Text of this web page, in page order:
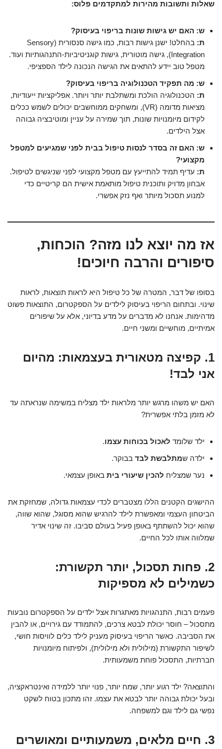
שאלות ותשובות מהירות למתקדמים פלוס:
ש: האם יש גישות שונות בריפוי בעיסוק?
ת:
בהחלט! ישנן גישות רבות, כמו גישה סנסורית (Sensory
Integration), גישה מוטורית, גישות קוגניטיביות-התנהגותיות ועוד.
מטפל טוב יידע להתאים את הגישה הנכונה לילד הספציפי.
ש: מה תפקיד הטכנולוגיה בריפוי בעיסוק?
ת: הטכנולוגיה הולכת ומשתלבת יותר ויותר. אפליקציות ייעודיות,
מציאות מדומה (VR), ומשחקים ממוחשבים יכולים לשמש ככלים
לקידום מיומנויות שונות, תוך שמירה על עניין ומוטיבציה גבוהה
אצל הילדים.
ש: האם זה בסדר לנסות טיפול בבית לפני שמגיעים למטפל
מקצועי?
ת: עדיף תמיד להתייעץ עם מטפל מקצועי לפני שניגשים לטיפול.
אבחון מדויק ותוכנית טיפול מותאמת אישית הם קריטיים כדי
למנוע תסכול מיותר ואף נזק אפשרי.
אז מה יוצא לנו מזה? הוכחות,
סיפורים והרבה חיוכים!
בסופו של דבר, המטרה של כל טיפול היא לראות תוצאות, לראות
שינוי. ובתחום הריפוי בעיסוק לילדים על הספקטרום, התוצאות פשוט
מדהימות. אנחנו לא מדברים על מדע בדיוני, אלא על שיפורים
אמיתיים, מוחשיים ומשני חיים.
1. קפיצה מטאורית בעצמאות: מהיום
אני לבד!
האם יש משהו מרגש יותר מלראות ילד מצליח במשימה שנראתה עד
לא מזמן בלתי אפשרית?
ילד שלומד לאכול בכוחות עצמו.
ילדה שמתלבשת לבד בבוקר.
נער שמצליח להכין שיעורי בית באופן עצמאי.
ההישגים הקטנים הללו מצטברים לכדי עצמאות גדולה, שמחזקת את
הביטחון העצמי ומאפשרת לילד להרגיש שהוא מסוגל, שהוא שווה,
שהוא יכול להשתתף באופן פעיל בעולם סביבו. זה שינוי אדיר
שמלווה אותו לכל החיים.
2. פחות תסכול, יותר תקשורת:
כשמילים לא מספיקות
פעמים רבות, התנהגויות מאתגרות אצל ילדים על הספקטרום נובעות
מתסכול – חוסר יכולת לבטא צרכים, להתמודד עם גירויים, או להבין
את הסביבה. כאשר הריפוי בעיסוק מעניק לילד כלים לוויסות חושי,
לשיפור התקשורת (מילולית ולא מילולית), ולפיתוח מיומנויות
חברתיות, התסכול פוחת משמעותית.
והתוצאה? ילד רגוע יותר, שמח יותר, פנוי יותר ללמידה ואינטראקציה,
ובעל יכולת גבוהה יותר לבטא את עצמו. זהו מתכון בטוח לשקט
נפשי גם לילד וגם למשפחה.
3. חיים מלאים, משמעותיים ומאושרים